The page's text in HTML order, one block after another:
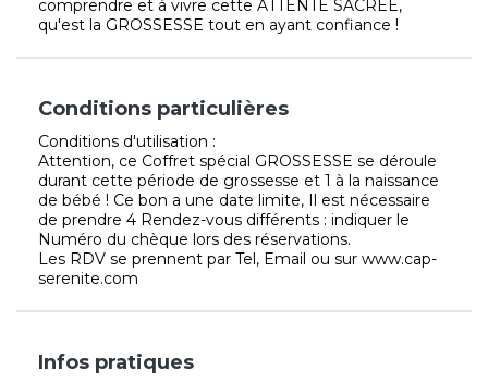
comprendre et à vivre cette ATTENTE SACREE,
qu'est la GROSSESSE tout en ayant confiance !
Conditions particulières
Conditions d'utilisation :
Attention, ce Coffret spécial GROSSESSE se déroule
durant cette période de grossesse et 1 à la naissance
de bébé ! Ce bon a une date limite, Il est nécessaire
de prendre 4 Rendez-vous différents : indiquer le
Numéro du chèque lors des réservations.
Les RDV se prennent par Tel, Email ou sur www.cap-
serenite.com
Infos pratiques